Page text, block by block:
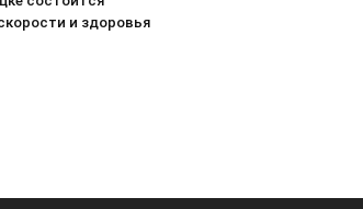
и здоровья